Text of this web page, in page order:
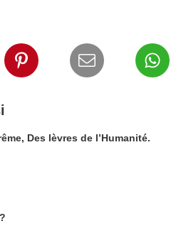
Des lèvres de l’Humanité.